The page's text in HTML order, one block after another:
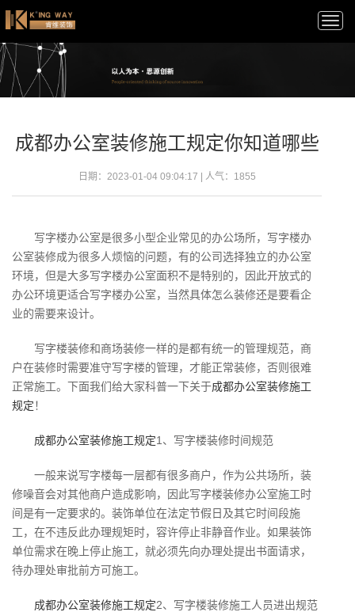
成都办公室装修施工规定你知道哪些
日期：2023-01-04 09:04:17 | 人气： 1855
写字楼办公室是很多小型企业常见的办公场所，写字楼办
公室装修成为很多人烦恼的问题，有的公司选择独立的办公室
环境，但是大多写字楼办公室面积不是特别的，因此开放式的
办公环境更适合写字楼办公室，当然具体怎么装修还是要看企
业的需要来设计。
写字楼装修和商场装修一样的是都有统一的管理规范，商
户在装修时需要准守写字楼的管理，才能正常装修，否则很难
正常施工。下面我们给大家科普一下关于成都办公室装修施工
规定！
成都办公室装修施工规定1、写字楼装修时间规范
一般来说写字楼每一层都有很多商户，作为公共场所，装
修噪音会对其他商户造成影响，因此写字楼装修办公室施工时
间是有一定要求的。装饰单位在法定节假日及其它时间段施
工，在不违反此办理规矩时，容许停止非静音作业。如果装饰
单位需求在晚上停止施工，就必须先向办理处提出书面请求，
待办理处审批前方可施工。
成都办公室装修施工规定2、写字楼装修施工人员进出规范